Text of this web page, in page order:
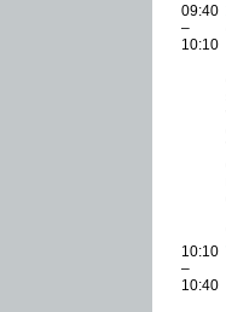
09:40
–
10:10
10:10
–
10:40